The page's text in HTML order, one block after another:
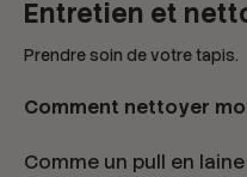
Entretien et
Prendre soin de votre tapis.
Comment nettoyer
Comme un pull en